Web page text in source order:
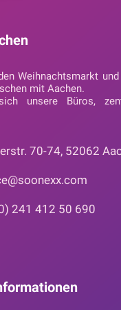
Weihnachtsmarkt
mit Aachen.
unsere Büros,
70-74, 52062
241 412 50 690